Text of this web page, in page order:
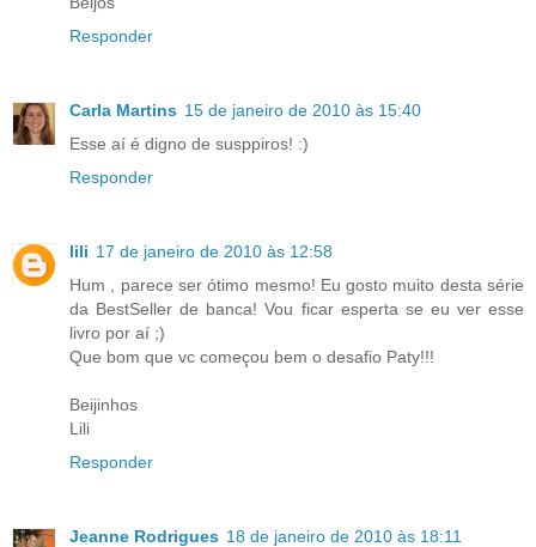
Responder
Carla Martins 15 de janeiro de 2010 às 15:40
Esse aí é digno de susppiros! :)
Responder
lili 17 de janeiro de 2010 às 12:58
Hum , parece ser ótimo mesmo! Eu gosto muito desta série
da BestSeller de banca! Vou ficar esperta se eu ver esse
livro por aí ;)
Que bom que vc começou bem o desafio Paty!!!
Beijinhos
Lili
Responder
Jeanne Rodrigues 18 de janeiro de 2010 às 18:11